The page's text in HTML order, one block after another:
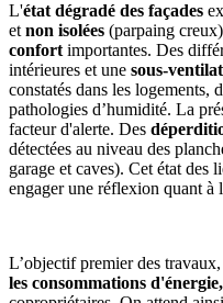
L'état dégradé des façades
et non isolées (parpaing
confort importantes. Des
intérieures et une sous-
constatés dans les logements,
pathologies d’humidité. La
facteur d'alerte. Des
détectées au niveau des
garage et caves). Cet état des
engager une réflexion quant à
L’objectif premier des
les consommations d'énergie,